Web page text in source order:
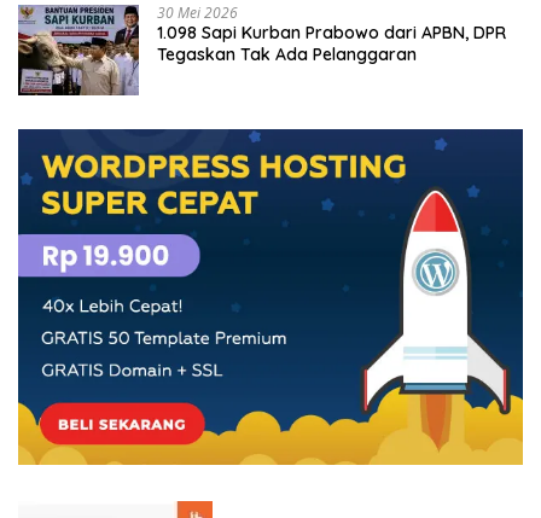
30 Mei 2026
1.098 Sapi Kurban Prabowo dari APBN, DPR
Tegaskan Tak Ada Pelanggaran